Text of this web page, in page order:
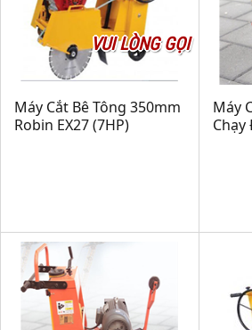
VUI LÒNG GỌI
Máy Cắt Bê Tông 350mm
Robin EX27 (7HP)
Máy
Chạy